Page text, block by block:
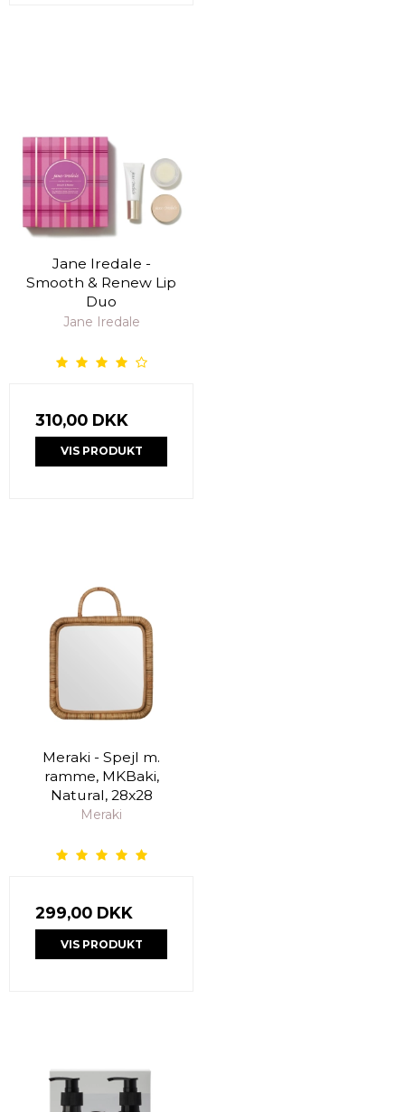
Jane Iredale -
Smooth & Renew Lip
Duo
Jane Iredale
310,00 DKK
VIS PRODUKT
Meraki - Spejl m.
ramme, MKBaki,
Natural, 28x28
Meraki
299,00 DKK
VIS PRODUKT